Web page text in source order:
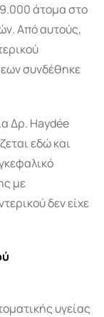
άτομα στο
Από αυτούς,
συνδέθηκε
Δρ. Haydée
εδώ και
με
δεν είχε
υγείας